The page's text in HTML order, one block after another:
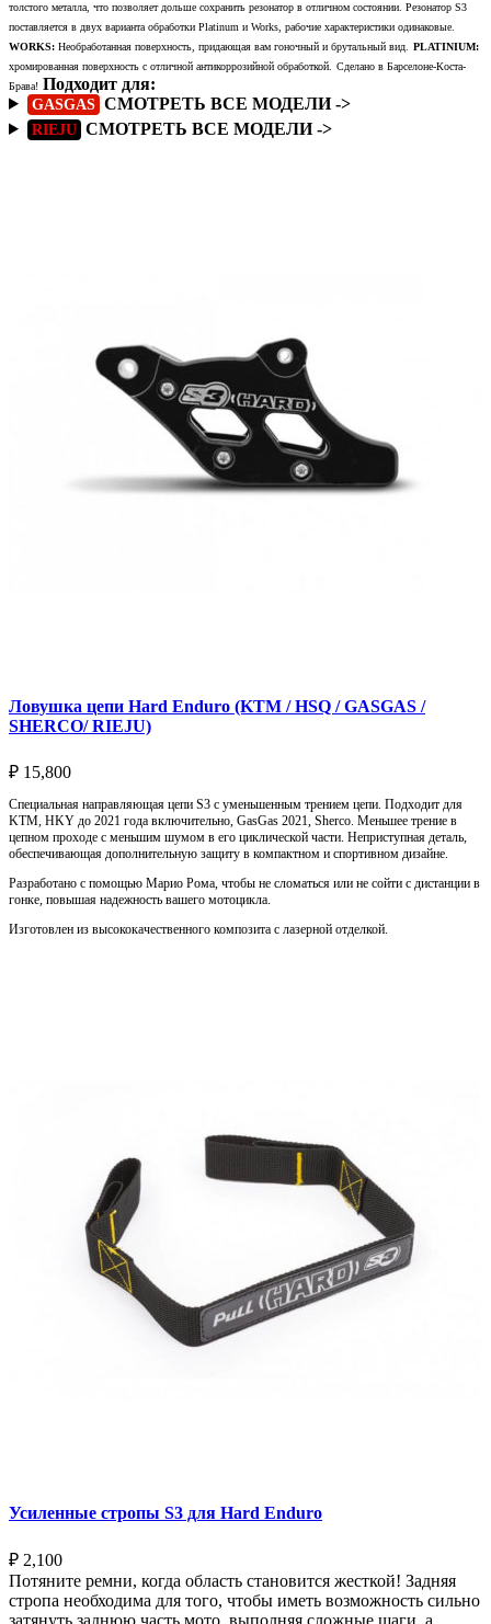
толстого металла, что позволяет дольше сохранить резонатор в отличном состоянии. Резонатор S3
поставляется в двух варианта обработки Platinum и Works, рабочие характеристики одинаковые.
WORKS: Необработанная поверхность, придающая вам гоночный и брутальный вид.
PLATINIUM:
хромированная поверхность с отличной антикоррозийной обработкой.
Сделано в Барселоне-Коста-
Брава! Подходит для:
GASGAS СМОТРЕТЬ ВСЕ МОДЕЛИ ->
RIEJU СМОТРЕТЬ ВСЕ МОДЕЛИ ->
Ловушка цепи Hard Enduro (KTM / HSQ / GASGAS /
SHERCO/ RIEJU)
₽ 15,800
Специальная направляющая цепи S3 с уменьшенным трением цепи. Подходит для
KTM, HKY до 2021 года включительно, GasGas 2021, Sherco. Меньшее трение в
цепном проходе с меньшим шумом в его циклической части. Неприступная деталь,
обеспечивающая дополнительную защиту в компактном и спортивном дизайне.
Разработано с помощью Марио Рома, чтобы не сломаться или не сойти с дистанции в
гонке, повышая надежность вашего мотоцикла.
Изготовлен из высококачественного композита с лазерной отделкой.
Усиленные стропы S3 для Hard Enduro
₽ 2,100
Потяните ремни, когда область становится жесткой! Задняя
стропа необходима для того, чтобы иметь возможность сильно
затянуть заднюю часть мото, выполняя сложные шаги, а